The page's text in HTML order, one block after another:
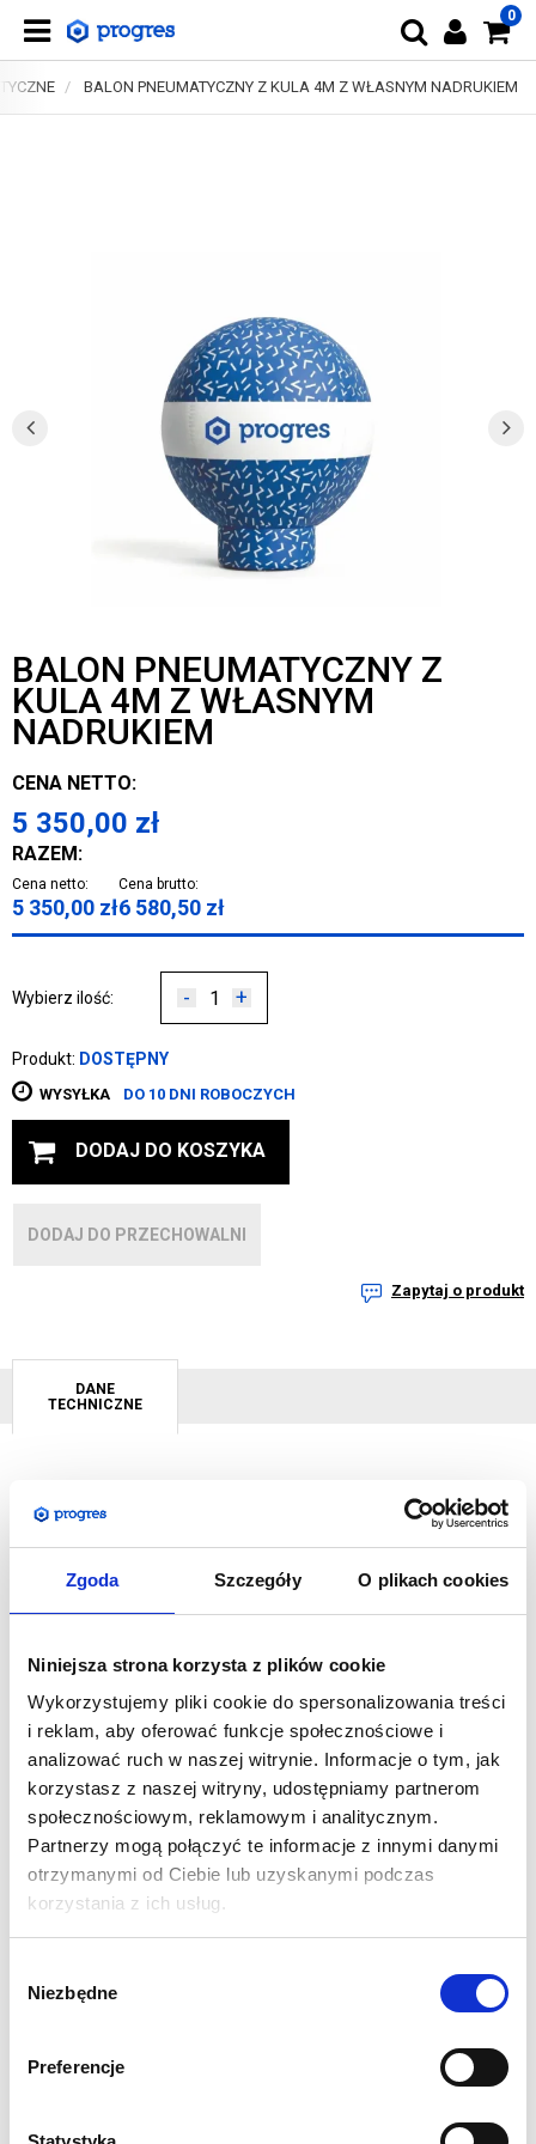
Zgoda Szczegóły O plikach cookies
Niniejsza strona korzysta z plików cookie
Wykorzystujemy pliki cookie do spersonalizowania treści
i reklam, aby oferować funkcje społecznościowe i
analizować ruch w naszej witrynie. Informacje o tym, jak
korzystasz z naszej witryny, udostępniamy partnerom
społecznościowym, reklamowym i analitycznym.
Partnerzy mogą połączyć te informacje z innymi danymi
otrzymanymi od Ciebie lub uzyskanymi podczas
korzystania z ich usług.
zgody
Niezbędne
Preferencje
0
BALON PNEUMATYCZNY Z KULA 4M Z WŁASNYM NADRUKIEM
BALON PNEUMATYCZNY Z
KULA 4M Z WŁASNYM
NADRUKIEM
CENA NETTO:
5 350,00 zł
RAZEM:
Cena netto:
5 350,00 zł
Cena brutto:
6 580,50 zł
Wybierz ilość: - +
Produkt: DOSTĘPNY
WYSYŁKA DO 10 DNI ROBOCZYCH
DODAJ DO KOSZYKA
DODAJ DO PRZECHOWALNI
Zapytaj o produkt
DANE
TECHNICZNE
Sporych rozmiarów balony reklamowe to imponująca i
Wielobarwne nadruki zdecydowanie wyróżniają się na tle
czytelne i widoczne nawet z dużych odległości.
transporcie , a także bardzo proste i intuicyjne w rozkładaniu i
Specyfikacja:
Wymiar: Wysokość 400 cm, Średnica 350 cm, Średnica
podstawy 180 cm
Materiał to tkanina poliestrowa PCV 230g
wewnętrznego o napięciu 230v przystosowanego do
Mocowanie do podłoża za pomocą dołączonych linek
propylenowych i ocynkowanych śledzi
instrukcji obsługi